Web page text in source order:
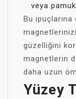
veya
Bu ipuçlarına
güzelliğini
magnetlerin
daha uzun
Yüzey